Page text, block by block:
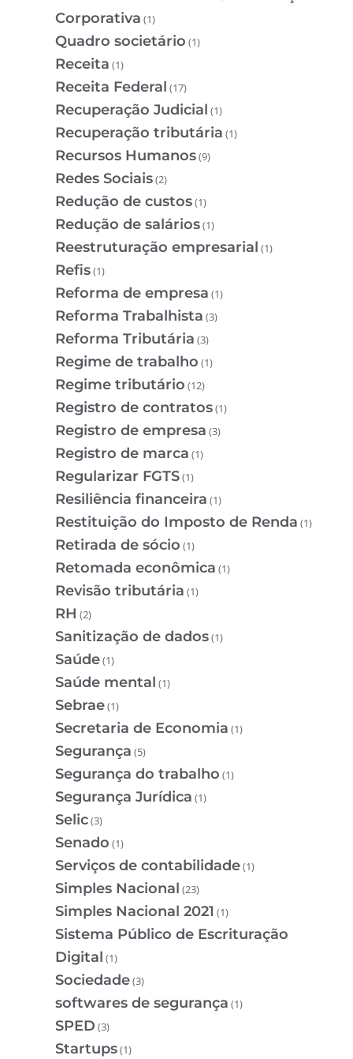
Corporativa (1)
Quadro societário (1)
Receita (1)
Receita Federal (17)
Recuperação Judicial (1)
Recuperação tributária (1)
Recursos Humanos(9)
Redes Sociais(2)
Redução de custos(1)
Redução de salários(1)
Reestruturação empresarial (1)
Refis(1)
Reforma de empresa (1)
Reforma Trabalhista (3)
Reforma Tributária (3)
Regime de trabalho (1)
Regime tributário (12)
Registro de contratos(1)
Registro de empresa (3)
Registro de marca (1)
Regularizar FGTS(1)
Resiliência financeira (1)
Restituição do Imposto de Renda (1)
Retirada de sócio (1)
Retomada econômica (1)
Revisão tributária (1)
RH (2)
Sanitização de dados(1)
Saúde(1)
Saúde mental (1)
Sebrae(1)
Secretaria de Economia (1)
Segurança (5)
Segurança do trabalho (1)
Segurança Jurídica (1)
Selic(3)
Senado (1)
Serviços de contabilidade(1)
Simples Nacional (23)
Simples Nacional 2021 (1)
Sistema Público de Escrituração
Digital (1)
Sociedade(3)
softwares de segurança (1)
SPED (3)
Startups(1)